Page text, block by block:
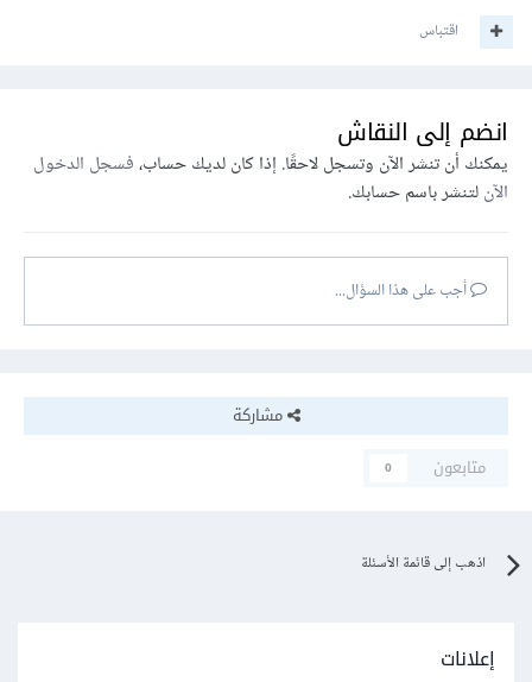
اقتباس
انضم إلى النقاش
يمكنك أن تنشر الآن وتسجل لاحقًا. إذا كان لديك حساب،فسجل الدخول
الآنلتنشر باسم حسابك.
أجب على هذا السؤال...
مشاركة
متابعون
0
اذهب إلى قائمة الأسئلة
إعلانات